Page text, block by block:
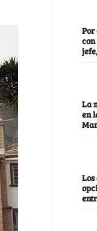
Por
La
en